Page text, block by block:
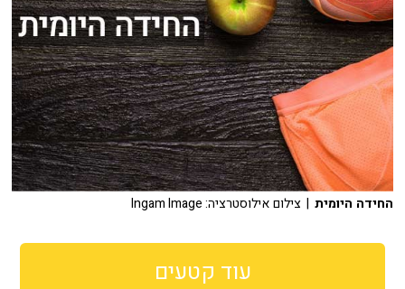
החידה היומית | צילום אילוסטרציה: Ingam Image
עוד קטעים